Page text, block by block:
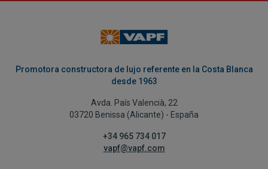
Promotora constructora de lujo referente en la Costa Blanca
desde 1963
Avda. País Valencià, 22
03720 Benissa (Alicante) - España
+34 965 734 017
vapf@vapf.com